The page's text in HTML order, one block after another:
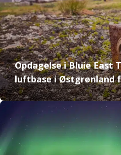
Opdagelse i Bluie East
luftbase i Østgrønland